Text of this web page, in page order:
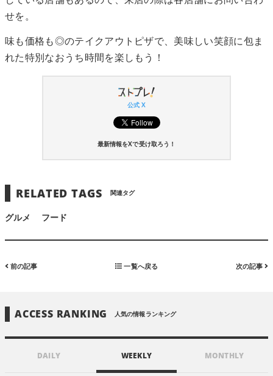
せを。
味も価格も◎のテイクアウトピザで、美味しい笑顔に包ま
れた特別なおうち時間を楽しもう！
公式 X
最新情報をXで受け取ろう！
RELATED TAGS 関連タグ
グルメ フード
前の記事 一覧へ戻る 次の記事
ACCESS RANKING 人気の情報ランキング
DAILY WEEKLY MONTHLY